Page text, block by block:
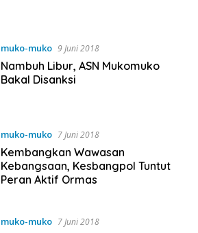
muko-muko 9 Juni 2018
Nambuh Libur, ASN Mukomuko
Bakal Disanksi
muko-muko 7 Juni 2018
Kembangkan Wawasan
Kebangsaan, Kesbangpol Tuntut
Peran Aktif Ormas
muko-muko 7 Juni 2018